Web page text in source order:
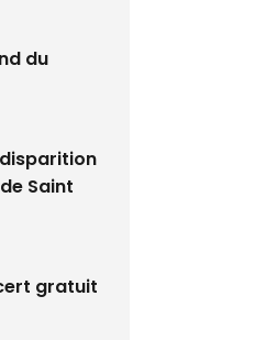
du
Saint
gratuit